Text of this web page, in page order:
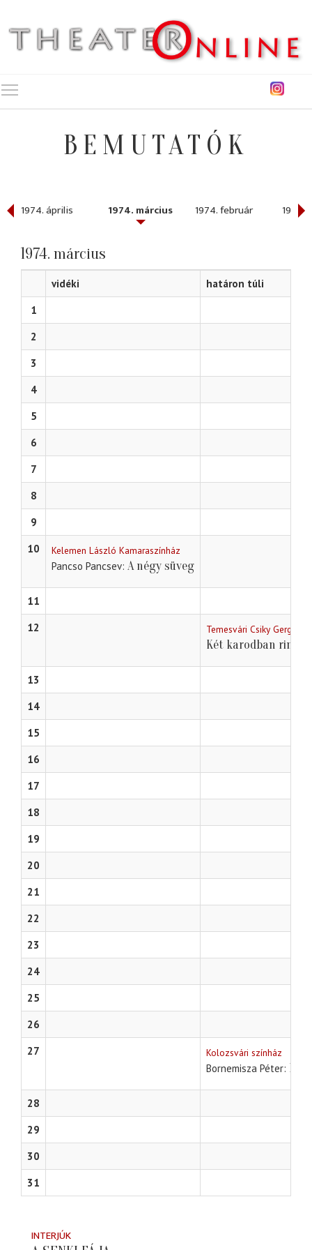
BEMUTATÓK
1974. április 1974. március 1974. február 1974.
1974. március
vidéki
határon túli
1
2
3
4
5
6
7
8
9
10
Kelemen László Kamaraszínház
Pancso Pancsev A négy süveg
11
12
Temesvári Csiky Gergely
Két karodban
13
14
15
16
17
18
19
20
21
22
23
24
25
26
27
Kolozsvári színház
Bornemisza Péter
28
29
30
31
INTERJÚK